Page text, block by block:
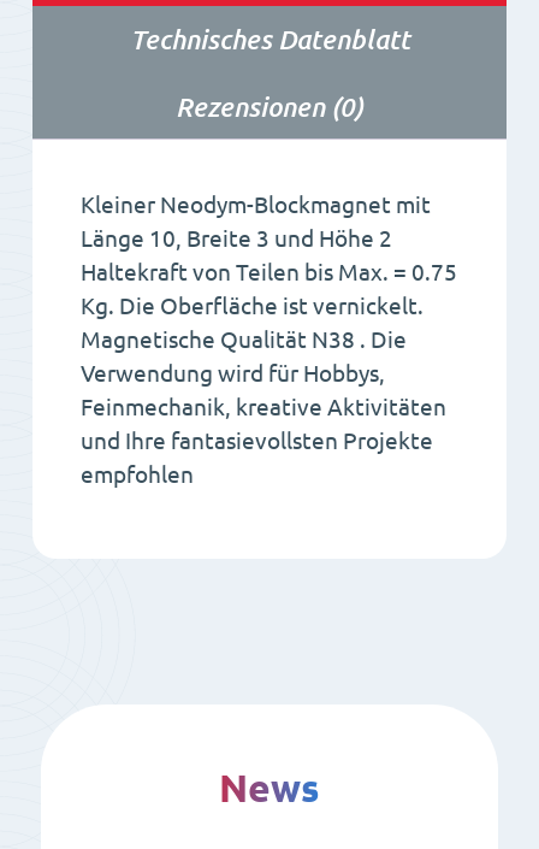
Technisches Datenblatt
Rezensionen (0)
Kleiner Neodym-Blockmagnet mit
Länge 10, Breite 3 und Höhe 2
Haltekraft von Teilen bis Max. = 0.75
Kg. Die Oberfläche ist vernickelt.
Magnetische Qualität N38 . Die
Verwendung wird für Hobbys,
Feinmechanik, kreative Aktivitäten
und Ihre fantasievollsten Projekte
empfohlen
News